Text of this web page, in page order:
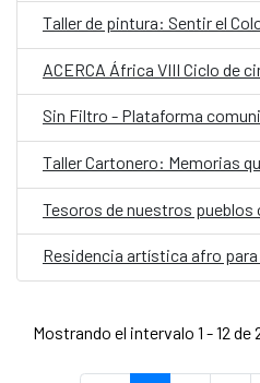
Taller de pintura: Sentir el
Taller Cartonero: Memorias
Tesoros de nuestros pueblos
Mostrando el intervalo 1 - 12